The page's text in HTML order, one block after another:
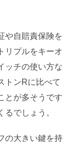
や自賠責保険を
リプルをキーオ
ッチの使い方な
トンRに比べて
とが多そうです
でしょう。
の大きい鍵を持